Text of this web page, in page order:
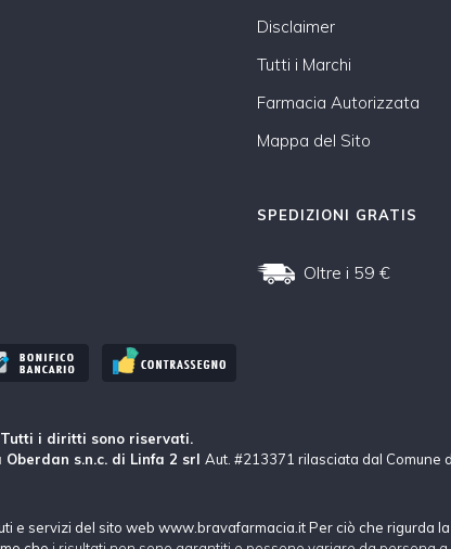
Disclaimer
Tutti i Marchi
Farmacia Autorizzata
Mappa del Sito
SPEDIZIONI GRATIS
Oltre i 59 €
i diritti sono riservati.
Oberdan s.n.c. di Linfa 2 srl Aut. #213371 rilasciata dal Comune
e servizi del sito web www.bravafarmacia.it Per ciò che rigurda